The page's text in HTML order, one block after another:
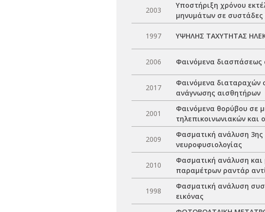
2003
Υποστήριξη χρόνου
μηνυμάτων σε
1997 ΥΨΗΛΗΣ ΤΑΧΥΤΗΤΑΣ
2006 Φαινόμενα διασπάσεως
2017
Φαινόμενα διαταραχών
ανάγνωσης αισθητήρων
2001
Φαινόμενα θορύβου σε
τηλεπικοινωνιακών και
2009
Φασματική ανάλυση 3ης
νευροφυσιολογίας
2010
Φασματική ανάλυση και
παραμέτρων ραντάρ
1998
Φασματική ανάλυση
εικόνας